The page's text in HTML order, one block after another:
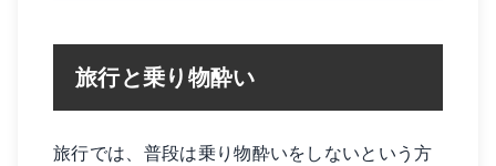
旅行と乗り物酔い
旅行では、普段は乗り物酔いをしないという方